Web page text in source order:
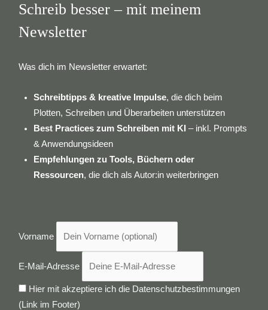
Schreib besser – mit meinem
Newsletter
Was dich im Newsletter erwartet:
Schreibtipps & kreative Impulse, die dich beim
Plotten, Schreiben und Überarbeiten unterstützen
Best Practices zum Schreiben mit KI – inkl. Prompts
& Anwendungsideen
Empfehlungen zu Tools, Büchern oder
Ressourcen, die dich als Autor:in weiterbringen
Vorname
E-Mail-Adresse
Hier mit akzeptiere ich die Datenschutzbestimmungen
(Link im Footer)